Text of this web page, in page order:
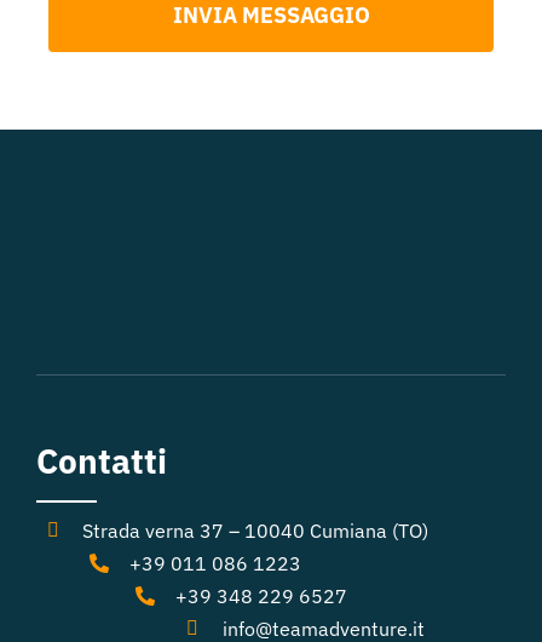
INVIA MESSAGGIO
Contatti
Strada verna 37 – 10040 Cumiana (TO)
+39 011 086 1223
+39 348 229 6527
info@teamadventure.it